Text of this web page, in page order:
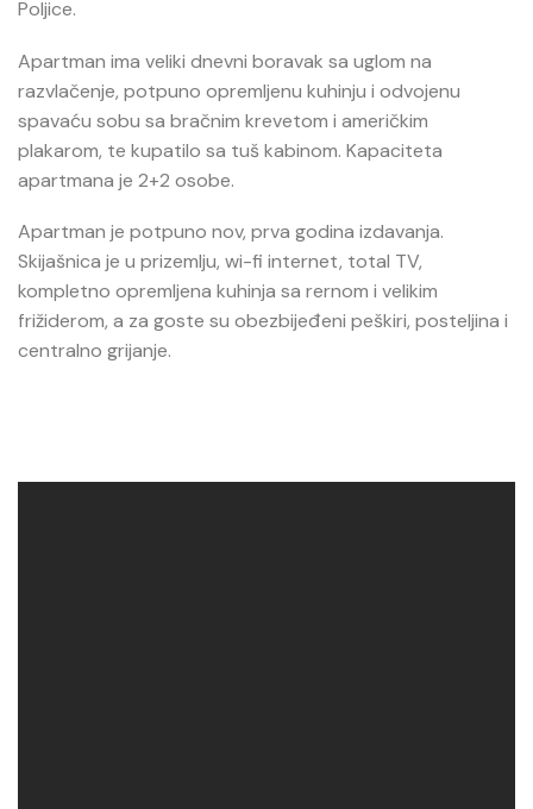
Poljice.
Apartman ima veliki dnevni boravak sa uglom na
razvlačenje, potpuno opremljenu kuhinju i odvojenu
spavaću sobu sa bračnim krevetom i američkim
plakarom, te kupatilo sa tuš kabinom. Kapaciteta
apartmana je 2+2 osobe.
Apartman je potpuno nov, prva godina izdavanja.
Skijašnica je u prizemlju, wi-fi internet, total TV,
kompletno opremljena kuhinja sa rernom i velikim
frižiderom, a za goste su obezbijeđeni peškiri, posteljina i
centralno grijanje.